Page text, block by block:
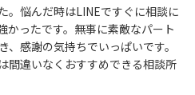
。悩んだ時はLINEですぐに相談に
かったです。無事に素敵なパート
感謝の気持ちでいっぱいです。
間違いなくおすすめできる相談所